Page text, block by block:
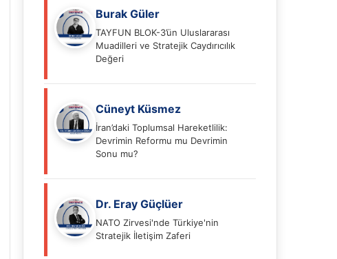
Burak Güler
TAYFUN BLOK-3’ün Uluslararası
Muadilleri ve Stratejik Caydırıcılık
Değeri
Cüneyt Küsmez
İran’daki Toplumsal Hareketlilik:
Devrimin Reformu mu Devrimin
Sonu mu?
Dr. Eray Güçlüer
NATO Zirvesi'nde Türkiye'nin
Stratejik İletişim Zaferi